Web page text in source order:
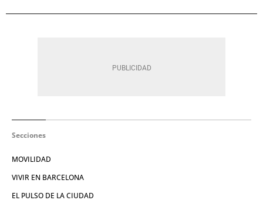
Secciones
MOVILIDAD
VIVIR EN BARCELONA
EL PULSO DE LA CIUDAD